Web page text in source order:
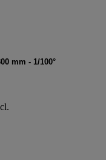
mm - 1/100°